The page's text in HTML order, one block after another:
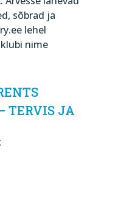
sõbrad ja
lehel
nime
TERVIS JA